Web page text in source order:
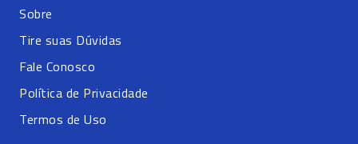
Sobre
Tire suas Dúvidas
Fale Conosco
Política de Privacidade
Termos de Uso